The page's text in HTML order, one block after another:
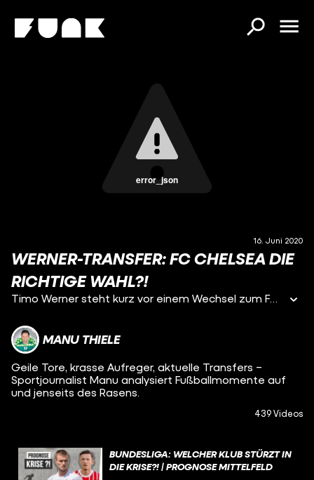
error_json
16. Juni 2020
WERNER-TRANSFER: FC CHELSEA DIE
RICHTIGE WAHL?!
Timo Werner steht kurz vor einem Wechsel zum FC Chelsea. Heute analysieren wir die Gewinner und Verlierer dieses Deals.
MANU THIELE
Geile Tore, krasse Aufreger, aktuelle Transfers –
Sportjournalist Manu analysiert Fußballmomente auf
und jenseits des Rasens.
439 Videos
BUNDESLIGA: WELCHER KLUB STÜRZT IN
DIE KRISE?! | PROGNOSE MITTELFELD